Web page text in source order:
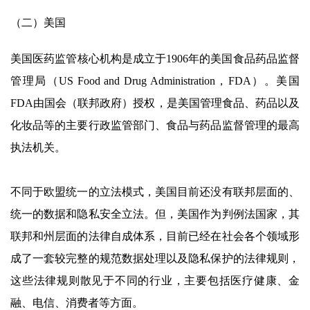
（二）美国
美国医药监管核心机构是成立于1906年的美国食品药品监督
管理局（US Food and Drug Administration，FDA）。美国
FDA由国会（联邦政府）授权，是美国管理食品、药品以及
化妆品等的主要行政监管部门、食品与药品监督管理的最高
执法机关。
不同于欧盟统一的立法模式，美国目前还没有联邦层面的、
统一的数据和隐私安全立法。但，美国作为判例法国家，其
联邦和州层面的法律自成体系，目前已经在社会各个领域形
成了一套较完整的规范数据处理以及隐私保护的法律规则，
这些法律规则散见于不同的行业，主要包括医疗健康、金
融、电信、消费者等方面。